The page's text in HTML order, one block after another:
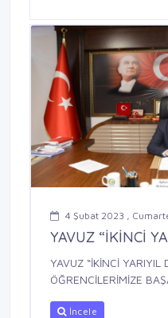
4 Şubat 2023 ,
YAVUZ “İKİNCİ
YAVUZ “İKİNCİ YARIYIL
ÖĞRENCİLERİMİZE
İncele